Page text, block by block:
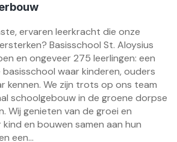
ervaren leerkracht die onze
Basisschool St. Aloysius
en ongeveer 275 leerlingen: een
waar kinderen, ouders
kennen. We zijn trots op ons team
schoolgebouw in de groene dorpse
Wij genieten van de groei en
en bouwen samen aan hun
een...